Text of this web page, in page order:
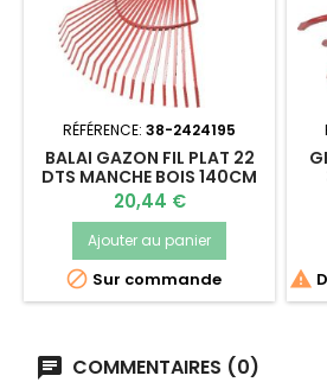
RÉFÉRENCE: 38-2424195
BALAI GAZON FIL PLAT 22
DTS MANCHE BOIS 140CM
Prix
20,44 €
Ajouter au panier
 Sur commande 
COMMENTAIRES (0)